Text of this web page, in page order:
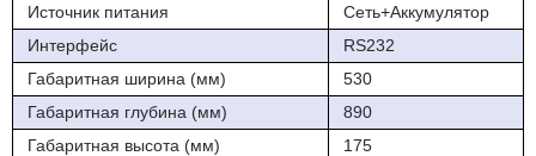
Функциональные возможности весов
1. Светодиодный яркий дисплей с размером символов 25,4 мм;
2. Продолжительность работы от аккумулятора до 120 часов;
3. Крышка грузоприёмной платформы из нержавеющей стали;
Источник питания
Сеть+Аккумулятор
Интерфейс
RS232
Габаритная ширина (мм)
530
Габаритная глубина (мм)
890
Габаритная высота (мм)
175